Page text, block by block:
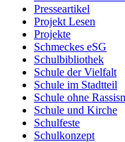
Presseartikel
Projekt Lesen
Projekte
Schmeckes eSG
Schulbibliothek
Schule der Vielfalt
Schule im Stadtteil
Schule ohne
Schule und Kirche
Schulfeste
Schulkonzept